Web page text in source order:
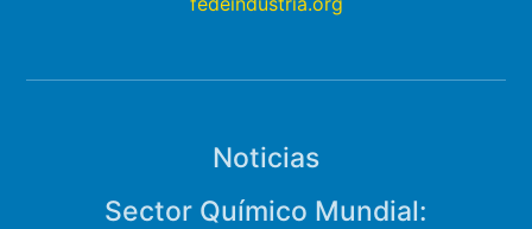
Noticias
Sector Químico Mundial: